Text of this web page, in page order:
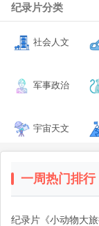
纪录片分类
社会人文
军事政治
宇宙天文
一周热门排行
纪录片《小动物大